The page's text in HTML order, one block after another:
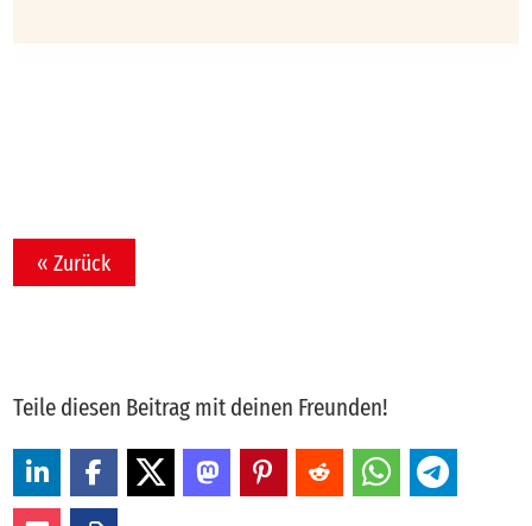
« Zurück
Teile diesen Beitrag mit deinen Freunden!